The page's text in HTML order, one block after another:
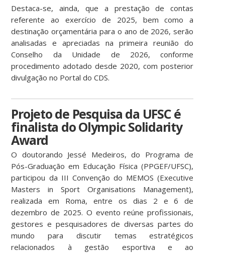
Destaca-se, ainda, que a prestação de contas
referente ao exercício de 2025, bem como a
destinação orçamentária para o ano de 2026, serão
analisadas e apreciadas na primeira reunião do
Conselho da Unidade de 2026, conforme
procedimento adotado desde 2020, com posterior
divulgação no Portal do CDS.
Projeto de Pesquisa da UFSC é
finalista do Olympic Solidarity
Award
O doutorando Jessé Medeiros, do Programa de
Pós-Graduação em Educação Física (PPGEF/UFSC),
participou da III Convenção do MEMOS (Executive
Masters in Sport Organisations Management),
realizada em Roma, entre os dias 2 e 6 de
dezembro de 2025. O evento reúne profissionais,
gestores e pesquisadores de diversas partes do
mundo para discutir temas estratégicos
relacionados à gestão esportiva e ao